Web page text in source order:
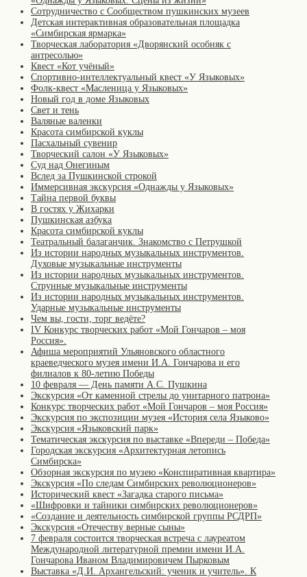
Сотрудничество с Сообществом пушкинских музеев
Детская интерактивная образовательная площадка
«Симбирская ярмарка»
Творческая лаборатория «Дворянский особняк с
антресолью»
Квест «Кот учёный»
Спортивно-интеллектуальный квест «У Языковых»
Фолк-квест «Масленица у Языковых»
Новый год в доме Языковых
Свет и тень
Валяные валенки
Красота симбирской куклы
Пасхальный сувенир
Творческий салон «У Языковых»
Суд над Онегиным
Вслед за Пушкинской строкой
Иммерсивная экскурсия «Однажды у Языковых»
Тайна первой буквы
В гостях у Жихарки
Пушкинская азбука
Красота симбирской куклы
Театральный балаганчик. Знакомство с Петрушкой
Из истории народных музыкальных инструментов.
Духовые музыкальные инструменты
Из истории народных музыкальных инструментов.
Струнные музыкальные инструменты
Из истории народных музыкальных инструментов.
Ударные музыкальные инструменты
Чем вы, гости, торг ведёте?
IV Конкурс творческих работ «Мой Гончаров – моя
Россия».
Афиша мероприятий Ульяновского областного
краеведческого музея имени И.А. Гончарова и его
филиалов к 80-летию Победы
10 февраля — День памяти А.С. Пушкина
Экскурсия «От каменной стрелы до унитарного патрона»
Конкурс творческих работ «Мой Гончаров – моя Россия»
Экскурсия по экспозиции музея «История села Языково»
Экскурсия «Языковский парк»
Тематическая экскурсия по выставке «Впереди – Победа»
Городская экскурсия «Архитектурная летопись
Симбирска»
Обзорная экскурсия по музею «Конспиративная квартира»
Экскурсия «По следам Симбирских революционеров»
Исторический квест «Загадка старого письма»
«Шифровки и тайники симбирских революционеров»
«Создание и деятельность симбирской группы РСДРП»
Экскурсия «Отечеству верные сыны»
7 февраля состоится творческая встреча с лауреатом
Международной литературной премии имени И.А.
Гончарова Иваном Владимировичем Пырковым
Выставка «Д.И. Архангельский: ученик и учитель». К